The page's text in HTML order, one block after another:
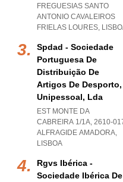
FREGUESIAS SANTO
ANTONIO CAVALEIROS
FRIELAS LOURES,
Spdad - Sociedade
Portuguesa De
Distribuição De
Artigos De Desporto,
Unipessoal, Lda
EST MONTE DA
CABREIRA 1/1A, 2610-
ALFRAGIDE AMADORA,
LISBOA
Rgvs Ibérica -
Sociedade Ibérica De